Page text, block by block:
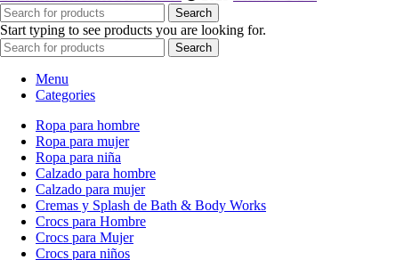
Search
Start typing to see products you are looking for.
Search
Menu
Categories
Ropa para hombre
Ropa para mujer
Ropa para niña
Calzado para hombre
Calzado para mujer
Cremas y Splash de Bath & Body Works
Crocs para Hombre
Crocs para Mujer
Crocs para niños